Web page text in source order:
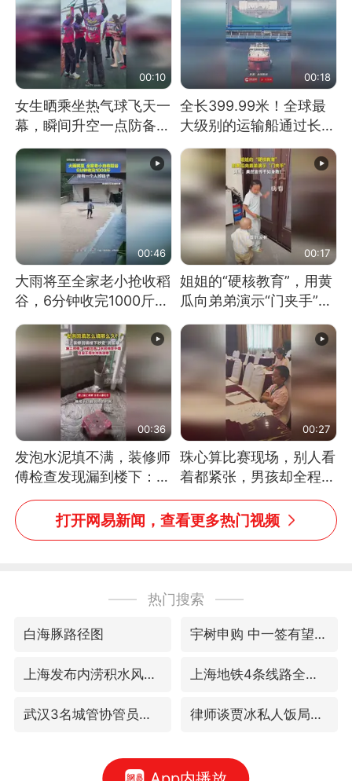
00:10
女生晒乘坐热气球飞天一
幕，瞬间升空一点防备都
没有
00:18
全长399.99米！全球最
大级别的运输船通过长江
大桥这一幕，太震撼了！
00:46
大雨将至全家老小抢收稻
谷，6分钟收完1000斤，
没有一个人掉链子
00:17
姐姐的“硬核教育”，用黄
瓜向弟弟演示“门夹手”，
网友：果然言传不如身
00:36
发泡水泥填不满，装修师
傅检查发现漏到楼下：出
风口未延伸到外墙
00:27
珠心算比赛现场，别人看
着都紧张，男孩却全程气
定神闲、从容作答，最终
拿下冠军。网友：这淡定
的样子，一看就是有实
打开网易新闻，查看更多热门视频
热门搜索
白海豚路径图 宇树申购 中一签有望赚20万元
上海发布内涝积水风险提示 上海地铁4条线路全线停运
武汉3名城管协管员殴打摊主被刑拘 律师谈贾冰私人饭局被偷拍